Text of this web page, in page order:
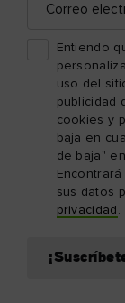
electrónico
Entiendo
uso del
publicidad
cookies y
baja en
de baja"
sus datos
privacidad .